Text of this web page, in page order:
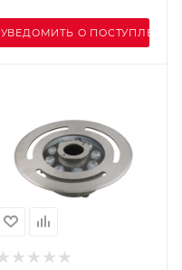
УВЕДОМИТЬ О ПОСТУПЛЕНИИ